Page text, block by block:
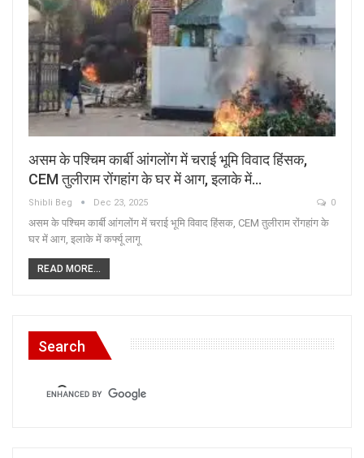
असम के पश्चिम कार्बी आंगलोंग में चराई भूमि विवाद हिंसक,
CEM तुलीराम रोंगहांग के घर में आग, इलाके में…
Shibli Beg Dec 23, 2025 0
असम के पश्चिम कार्बी आंगलोंग में चराई भूमि विवाद हिंसक, CEM तुलीराम रोंगहांग के
घर में आग, इलाके में कर्फ्यू लागू
READ MORE...
Search